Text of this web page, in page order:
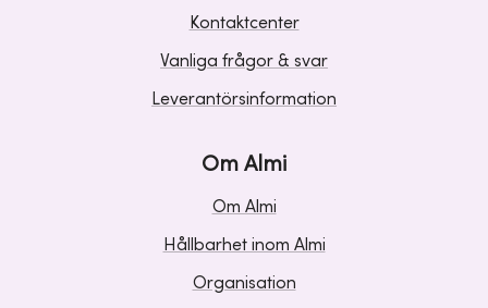
Kontaktcenter
Vanliga frågor & svar
Leverantörsinformation
Om Almi
Om Almi
Hållbarhet inom Almi
Organisation